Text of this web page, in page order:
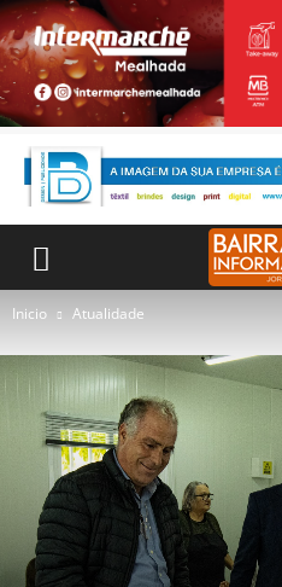
Inicio Atualidade